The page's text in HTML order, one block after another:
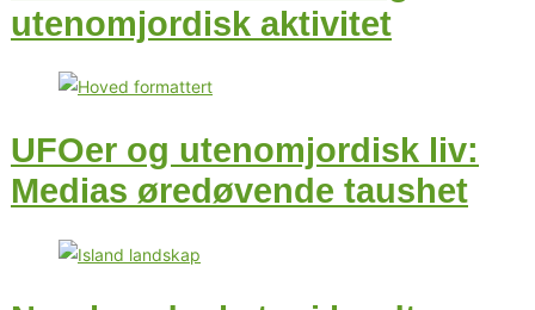
utenomjordisk aktivitet
UFOer og utenomjordisk liv:
Medias øredøvende taushet